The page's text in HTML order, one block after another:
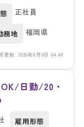
正社員
務地 福岡県
更新: 2026年8月9日 04:48
日勤/20・
雇用形態